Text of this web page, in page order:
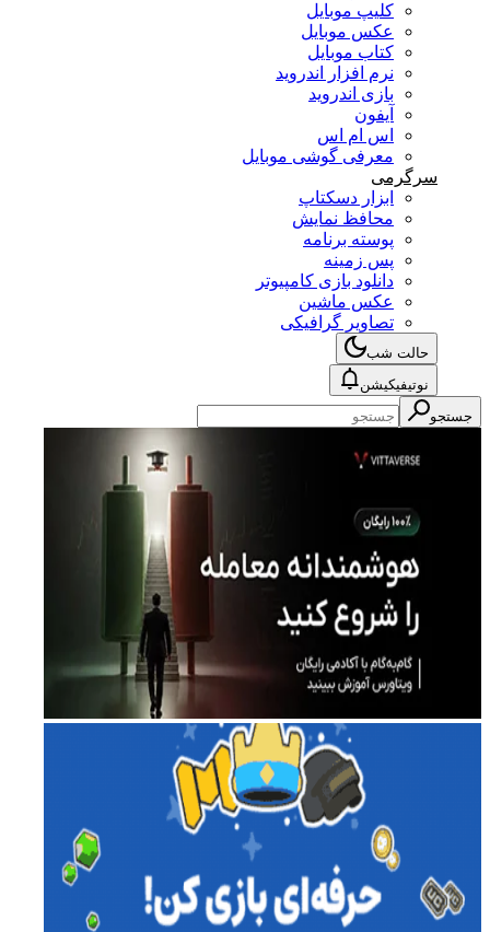
کلیپ موبایل
عکس موبایل
کتاب موبایل
نرم افزار اندروید
بازی اندروید
آیفون
اس ام اس
معرفی گوشی موبایل
سرگرمی
ابزار دسکتاپ
محافظ نمایش
پوسته برنامه
پس زمینه
دانلود بازی کامپیوتر
عکس ماشین
تصاویر گرافیکی
حالت شب
نوتیفیکیشن